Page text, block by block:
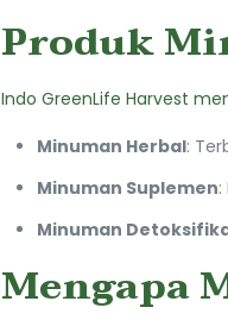
Produk
Indo GreenLife Harvest
Minuman Herbal:
Minuman Suplemen
Minuman
Mengapa